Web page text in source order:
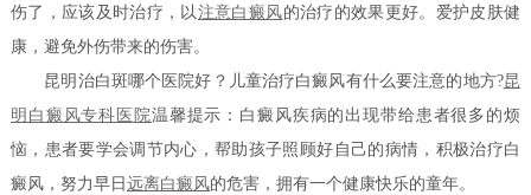
伤了，应该及时治疗，以注意白癜风的治疗的效果更好。爱护皮肤健
康，避免外伤带来的伤害。
昆明治白斑哪个医院好？儿童治疗白癜风有什么要注意的地方?昆
明白癜风专科医院温馨提示：白癜风疾病的出现带给患者很多的烦
恼，患者要学会调节内心，帮助孩子照顾好自己的病情，积极治疗白
癜风，努力早日远离白癜风的危害，拥有一个健康快乐的童年。